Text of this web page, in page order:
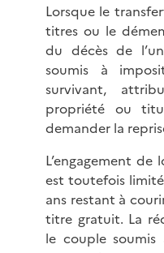
Lorsque le
titres ou le
du décès de
soumis à
survivant,
propriété ou
demander la
L’engagement
est toutefois
ans restant à
titre gratuit. La
le couple soumis